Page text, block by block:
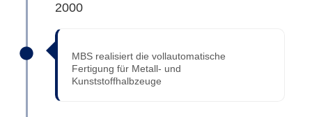
2000
MBS realisiert die vollautomatische
Fertigung für Metall- und
Kunststoffhalbzeuge